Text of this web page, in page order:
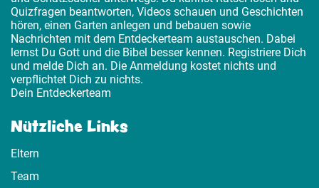
Quizfragen beantworten, Videos schauen und Geschichten
hören, einen Garten anlegen und bebauen sowie
Nachrichten mit dem Entdeckerteam austauschen. Dabei
lernst Du Gott und die Bibel besser kennen. Registriere Dich
und melde Dich an. Die Anmeldung kostet nichts und
verpflichtet Dich zu nichts.
Dein Entdeckerteam
Nützliche Links
Eltern
Team